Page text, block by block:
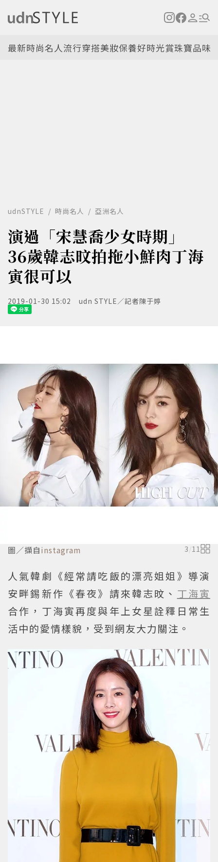
最新時尚名人流行穿搭美妝保養好時光賞珠寶品味
udnSTYLE 時尚名人 亞洲名人
演過「宋慧喬少女時期」
36歲韓志旼拍拖小鮮肉丁海
寅很可以
2019-01-30 15:02 udn STYLE／記者陳于婷
圖／擷自instagram 3/11
人氣韓劇《經常請吃飯的漂亮姐姐》導演
安畔錫新作《春夜》請來韓志旼、 丁海寅
合作，丁海寅再度與年上女星詮釋日常生
活中的愛情樣貌，受到網友大力關注。